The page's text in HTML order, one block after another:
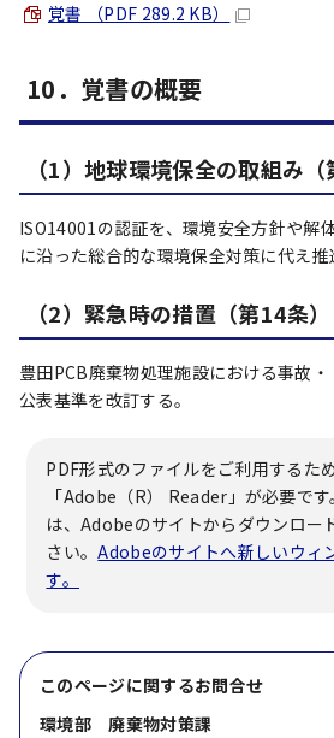
覚書 （PDF 289.2 KB）
10．覚書の概要
（1）地球環境保全の取組み（
ISO14001の認証を、環境安全方針や解
に沿った総合的な環境保全対策に代え推
（2）緊急時の措置（第14条）
豊田PCB廃棄物処理施設における事故
公表基準を改訂する。
PDF形式のファイルをご利用するため
「Adobe（R） Reader」が必要で
は、Adobeのサイトからダウンロー
さい。Adobeのサイトへ新しいウィ
す。
このページに関するお問合せ
環境部 廃棄物対策課